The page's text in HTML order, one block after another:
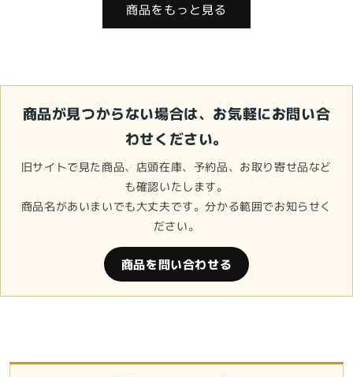
格
商品をもっと見る
商品が見つからない場合は、お気軽にお問い合
わせください。
旧サイトで見た商品、店頭在庫、予約品、お取り寄せ品など
も確認いたします。
商品名があいまいでも大丈夫です。分かる範囲でお知らせく
ださい。
商品を問い合わせる